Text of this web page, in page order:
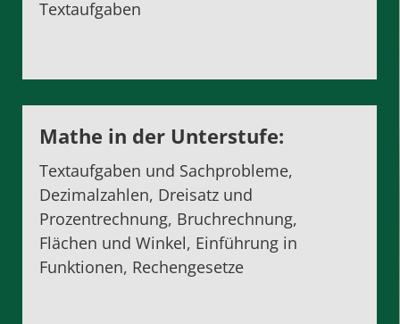
Textaufgaben
Mathe in der Unterstufe:
Textaufgaben und Sachprobleme,
Dezimalzahlen, Dreisatz und
Prozentrechnung, Bruchrechnung,
Flächen und Winkel, Einführung in
Funktionen, Rechengesetze